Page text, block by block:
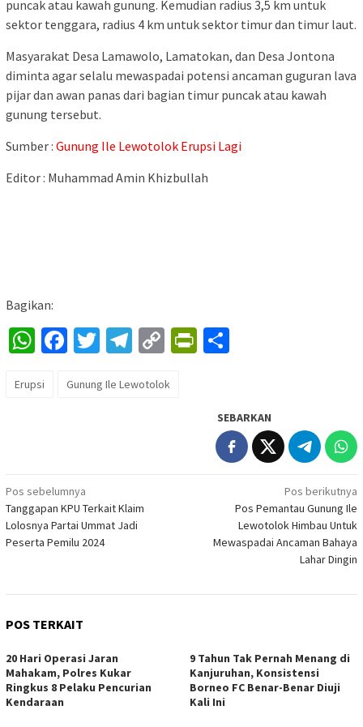
puncak atau kawah gunung. Kemudian radius 3,5 km untuk
sektor tenggara, radius 4 km untuk sektor timur dan timur laut.
Masyarakat Desa Lamawolo, Lamatokan, dan Desa Jontona
diminta agar selalu mewaspadai potensi ancaman guguran lava
pijar dan awan panas dari bagian timur puncak atau kawah
gunung tersebut.
Sumber : Gunung Ile Lewotolok Erupsi Lagi
Editor : Muhammad Amin Khizbullah
Bagikan:
WhatsApp
Facebook
Twitter
Telegram
CopyPrintFriendly
Erupsi Gunung Ile Lewotolok
SEBARKAN
Navigasi
pos
Pos sebelumnya
Tanggapan KPU Terkait Klaim
Lolosnya Partai Ummat Jadi
Peserta Pemilu 2024
Pos berikutnya
Pos Pemantau Gunung Ile
Lewotolok Himbau Untuk
Mewaspadai Ancaman Bahaya
Lahar Dingin
POS TERKAIT
20 Hari Operasi Jaran
Mahakam, Polres Kukar
Ringkus 8 Pelaku Pencurian
Kendaraan
9 Tahun Tak Pernah Menang di
Kanjuruhan, Konsistensi
Borneo FC Benar-Benar Diuji
Kali Ini